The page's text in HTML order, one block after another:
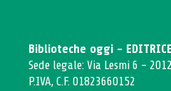
Biblioteche oggi -
Sede legale: Via Lesmi 6 -
P.IVA, C.F. 01823660152